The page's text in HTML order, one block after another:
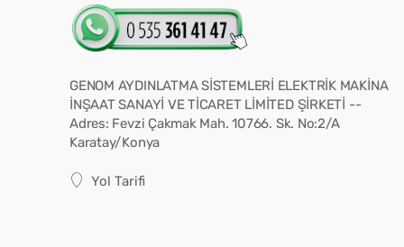
GENOM AYDINLATMA SİSTEMLERİ ELEKTRİK MAKİNA
İNŞAAT SANAYİ VE TİCARET LİMİTED ŞİRKETİ --
Adres: Fevzi Çakmak Mah. 10766. Sk. No:2/A
Karatay/Konya
Yol Tarifi